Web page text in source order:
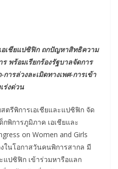
อเชียแปซิฟิก ถกปัญหาสิทธิความ
พร้อมเรียกร้องรัฐบาลจัดการ
ารล่วงละเมิดทางเพศ-การเข้า
ร่งด่วน
ตรีพิการเอเชียและแปซิฟิก จัด
พิการภูมิภาค เอเชียและ
on Women and Girls
ในโอกาสวันคนพิการสากล มี
แปซิฟิก เข้าร่วมหารือแลก